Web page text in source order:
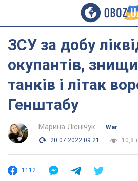
ЗСУ за добу
окупантів,
танків і літак
Генштабу
Марина Ліснічук
War
20.07.2022 09:21
10,8
1112